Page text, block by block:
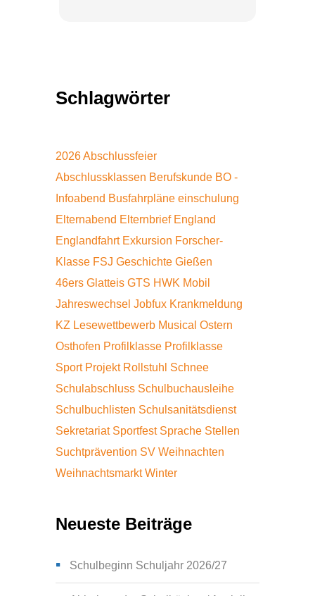
Schlagwörter
2026Abschlussfeier
Abschlussklassen Berufskunde BO -
Infoabend Busfahrpläne einschulung
Elternabend Elternbrief England
Englandfahrt Exkursion Forscher-
Klasse FSJ Geschichte Gießen
46ers Glatteis GTS HWK Mobil
Jahreswechsel Jobfux Krankmeldung
KZ Lesewettbewerb Musical Ostern
Osthofen Profilklasse Profilklasse
Sport Projekt Rollstuhl Schnee
Schulabschluss Schulbuchausleihe
Schulbuchlisten Schulsanitätsdienst
Sekretariat Sportfest Sprache Stellen
Suchtprävention SV Weihnachten
Weihnachtsmarkt Winter
Neueste Beiträge
Schulbeginn Schuljahr 2026/27